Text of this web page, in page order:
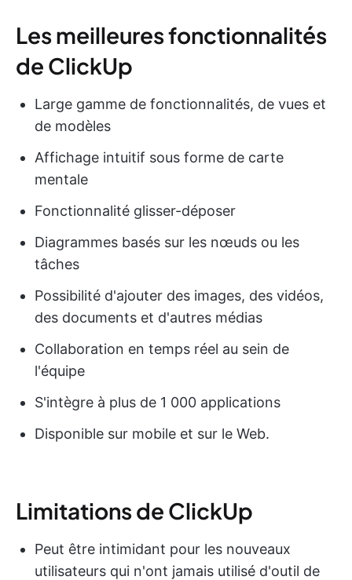
Les meilleures fonctionnalités
de ClickUp
Large gamme de fonctionnalités, de vues et
de modèles
Affichage intuitif sous forme de carte
mentale
Fonctionnalité glisser-déposer
Diagrammes basés sur les nœuds ou les
tâches
Possibilité d'ajouter des images, des vidéos,
des documents et d'autres médias
Collaboration en temps réel au sein de
l'équipe
S'intègre à plus de 1 000 applications
Disponible sur mobile et sur le Web.
Limitations de ClickUp
Peut être intimidant pour les nouveaux
utilisateurs qui n'ont jamais utilisé d'outil de